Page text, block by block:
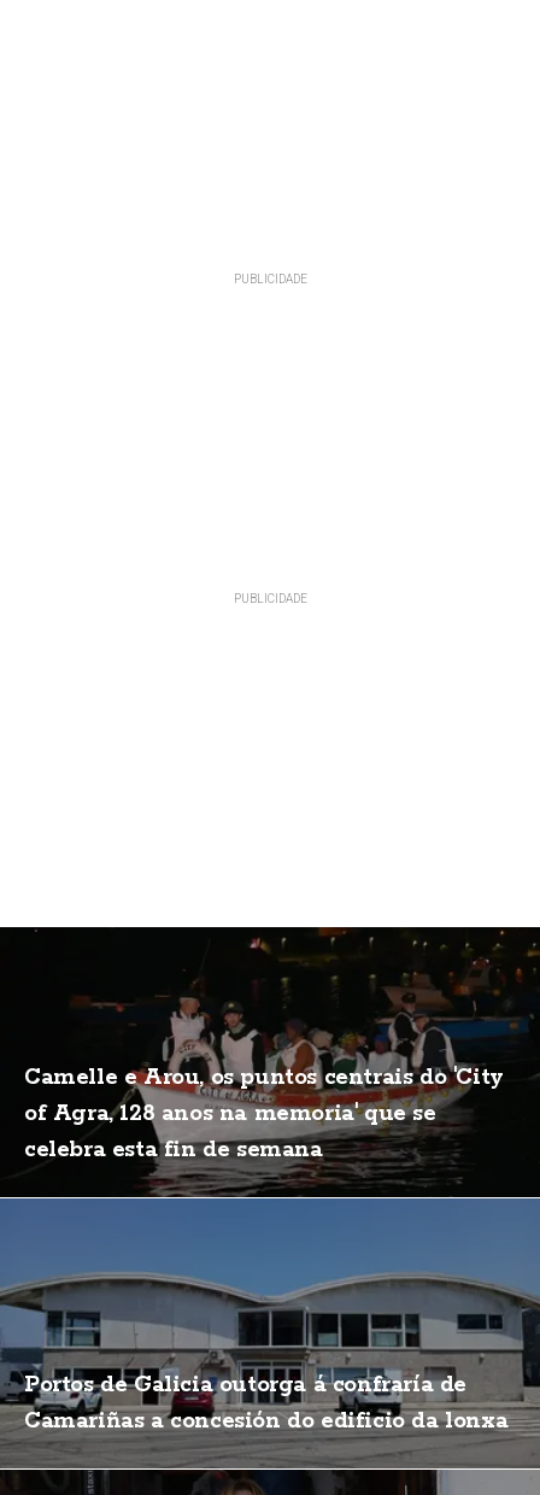
Camelle e Arou, os puntos centrais do 'City
of Agra, 128 anos na memoria' que se
celebra esta fin de semana
Portos de Galicia outorga á confraría de
Camariñas a concesión do edificio da lonxa